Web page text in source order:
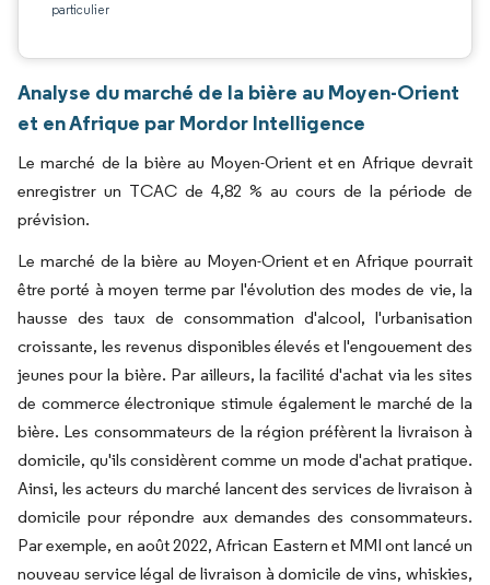
particulier
Analyse du marché de la bière au Moyen-Orient
et en Afrique par Mordor Intelligence
Le marché de la bière au Moyen-Orient et en Afrique devrait
enregistrer un TCAC de 4,82 % au cours de la période de
prévision.
Le marché de la bière au Moyen-Orient et en Afrique pourrait
être porté à moyen terme par l'évolution des modes de vie, la
hausse des taux de consommation d'alcool, l'urbanisation
croissante, les revenus disponibles élevés et l'engouement des
jeunes pour la bière. Par ailleurs, la facilité d'achat via les sites
de commerce électronique stimule également le marché de la
bière. Les consommateurs de la région préfèrent la livraison à
domicile, qu'ils considèrent comme un mode d'achat pratique.
Ainsi, les acteurs du marché lancent des services de livraison à
domicile pour répondre aux demandes des consommateurs.
Par exemple, en août 2022, African Eastern et MMI ont lancé un
nouveau service légal de livraison à domicile de vins, whiskies,